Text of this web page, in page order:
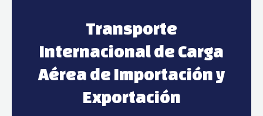
Transporte
Internacional de Carga
Aérea de Importación y
Exportación